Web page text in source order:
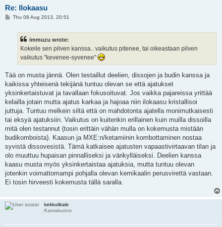
Re: Ilokaasu
PThu 08 Aug 2013, 20:51
immuzu wrote:
Kokeile sen pilven kanssa.. vaikutus pitenee, tai oikeastaan pilven
vaikutus "kevenee-syvenee"
Tää on musta jännä. Olen testaillut deelien, dissojen ja budin kanssa ja
kaikissa yhteisenä tekijänä tuntuu olevan se että ajatukset
yksinkertaistuvat ja tavallaan fokusoituvat. Jos vaikka pajareissa yrittää
kelailla jotain mutta ajatus karkaa ja hajoaa niin ilokaasu kristallisoi
juttuja. Tuntuu melkein siltä että on mahdotonta ajatella monimutkaisesti
tai eksyä ajatuksiin. Vaikutus on kuitenkin erillainen kuin muilla dissoilla
mitä olen testannut (tosin erittäin vähän mulla on kokemusta mistään
budikomboista). Kaasun ja MXE:n/ketamiinin kombottaminen nostaa
syvistä dissovesistä. Tämä katkaisee ajatusten vapaastivirtaavan tilan ja
olo muuttuu hupaisan pinnalliseksi ja värikylläiseksi. Deelien kanssa
kaasu musta myös yksinkertaistaa ajatuksia, mutta tuntuu olevan
jotenkin voimattomampi pohjalla olevan kemikaalin perusvirettä vastaan.
Ei tosin hirveesti kokemusta tällä saralla.
kekkulikale
Karvakuono